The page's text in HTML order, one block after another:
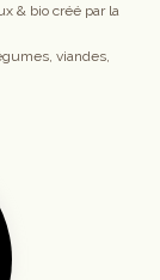
& bio créé par la
viandes,